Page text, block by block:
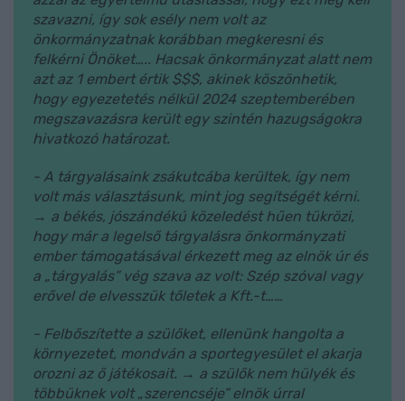
szavazni, így sok esély nem volt az
önkormányzatnak korábban megkeresni és
felkérni Önöket….. Hacsak önkormányzat alatt nem
azt az 1 embert értik $$$, akinek köszönhetik,
hogy egyezetetés nélkül 2024 szeptemberében
megszavazásra került egy szintén hazugságokra
hivatkozó határozat.
- A tárgyalásaink zsákutcába kerültek, így nem
volt más választásunk, mint jog segítségét kérni.
→ a békés, jószándékú közeledést hűen tükrözi,
hogy már a legelső tárgyalásra önkormányzati
ember támogatásával érkezett meg az elnök úr és
a „tárgyalás” vég szava az volt: Szép szóval vagy
erővel de elvesszük tőletek a Kft.-t……
- Felbőszítette a szülőket, ellenünk hangolta a
környezetet, mondván a sportegyesület el akarja
orozni az ő játékosait. → a szülők nem hülyék és
többüknek volt „szerencséje” elnök úrral